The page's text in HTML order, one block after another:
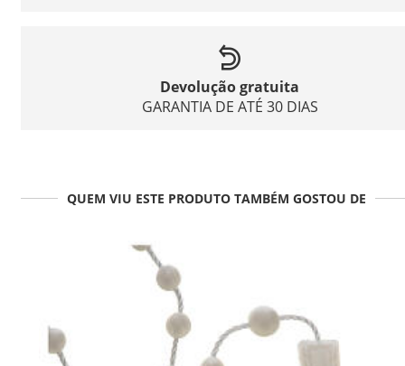
Devolução gratuita
GARANTIA DE ATÉ 30 DIAS
QUEM VIU ESTE PRODUTO TAMBÉM GOSTOU DE